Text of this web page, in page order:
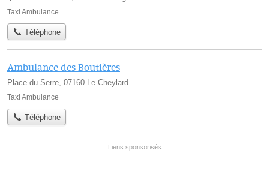
Taxi Ambulance
Téléphone
Ambulance des Boutières
Place du Serre, 07160 Le Cheylard
Taxi Ambulance
Téléphone